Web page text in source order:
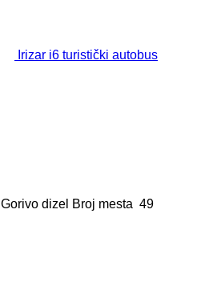
Irizar i6 turistički autobus
Gorivo dizel Broj mesta 49